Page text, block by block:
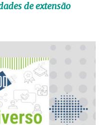
de extensão